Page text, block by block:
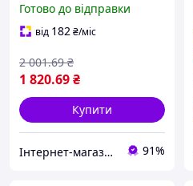
1.0/10.0 мм
Готово до відправки
від 182₴/міс
1 820.69₴
2 001.69 ₴
Купити
Інтернет-магазин Allegoriya 91%